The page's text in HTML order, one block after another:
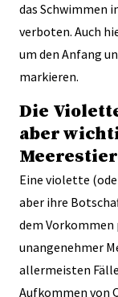
das Schwimmen
verboten. Auch
um den Anfang
markieren.
Die
aber
Eine violette
aber ihre
dem
unangenehmer
allermeisten
Aufkommen von